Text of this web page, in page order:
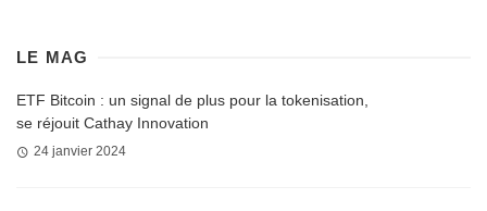
LE MAG
ETF Bitcoin : un signal de plus pour la tokenisation,
se réjouit Cathay Innovation
24 janvier 2024